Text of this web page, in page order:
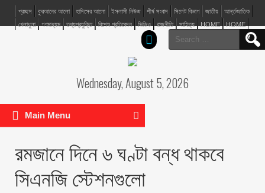
প্রচ্ছদ কুরআনের আলো হাদিসের আলো ইসলামী নিউজ শীর্ষ সংবাদ সিলেট বিভাগ জাতীয়
আর্ন্তজাতিক
খেলাধুলা
গণমাধ্যম তথ্যপ্রযুক্তি বিশেষ প্রতিবেদন ভিডিও রাজনীতি সাহিত্য HOME HOME
Search
for:
Wednesday, August 5, 2026
Main Menu
রমজানে দিনে ৬ ঘণ্টা বন্ধ থাকবে
সিএনজি স্টেশনগুলো